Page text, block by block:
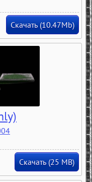
Скачать (10.47Mb)
Скачать (25 MB)